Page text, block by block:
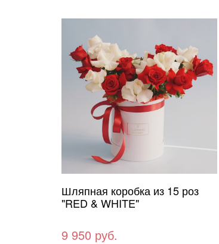
Шляпная коробка из 15 роз
"RED & WHITE"
9 950 руб.